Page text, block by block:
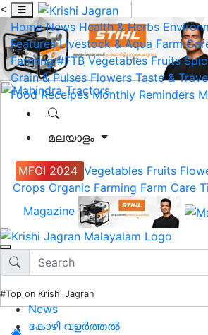
<
Home News Health & Herbs
Features Livestock & Aqua Farm
Farming #FTB Vegetables Fruits
Grain & Pulses Flowers Taste &
Food Receipes Monthly Reminders
മലയാളം
MFOI 2024 Vegetables Fruits
Crops Organic Farming Farm Care
Magazine
#Top on Krishi Jagran
News
കോഴി വളർത്തൽ